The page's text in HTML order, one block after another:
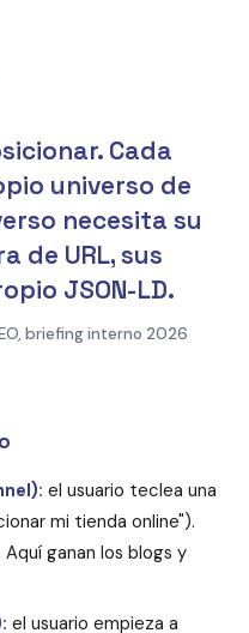
Cada
universo de
necesita su
de URL, sus
JSON-LD.
briefing interno 2026
el usuario teclea una
mi tienda online").
ganan los blogs y
el usuario empieza a